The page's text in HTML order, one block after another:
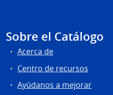
Sobre el Catálogo
Acerca de
Centro de recursos
Ayúdanos a mejorar